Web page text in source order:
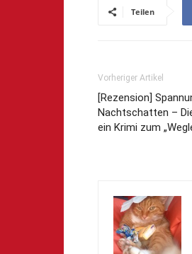
Teilen
Vorheriger Artikel
[Rezension]
Nachtschatten –
ein Krimi zum